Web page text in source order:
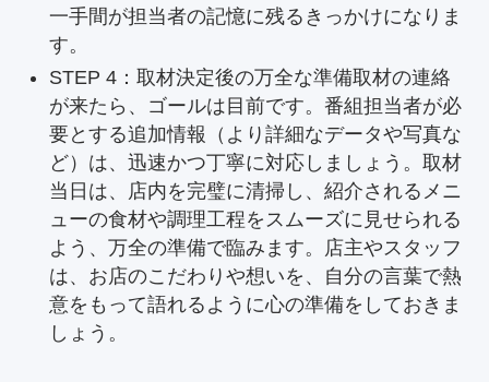
一手間が担当者の記憶に残るきっかけになりま
す。
STEP 4：取材決定後の万全な準備取材の連絡
が来たら、ゴールは目前です。番組担当者が必
要とする追加情報（より詳細なデータや写真な
ど）は、迅速かつ丁寧に対応しましょう。取材
当日は、店内を完璧に清掃し、紹介されるメニ
ューの食材や調理工程をスムーズに見せられる
よう、万全の準備で臨みます。店主やスタッフ
は、お店のこだわりや想いを、自分の言葉で熱
意をもって語れるように心の準備をしておきま
しょう。